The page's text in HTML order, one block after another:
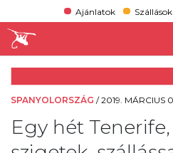
Ajánlatok Szállások
SPANYOLORSZÁG /2019. MÁRCIUS
Egy hét